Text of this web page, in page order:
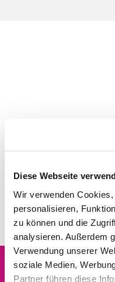
Diese Webseite
Wir verwenden
personalisieren,
zu können und die
analysieren. Außerdem
Verwendung unserer
soziale Medien,
Partner führen diese